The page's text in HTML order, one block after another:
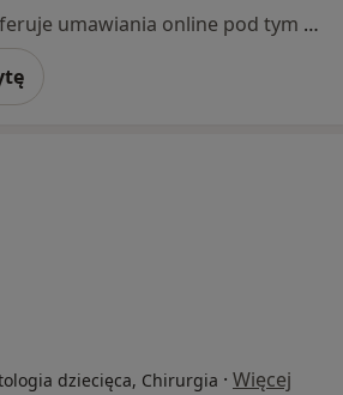
Specjalista nie oferuje umawiania online pod tym adresem.
dziecięca, Chirurgia · Więcej